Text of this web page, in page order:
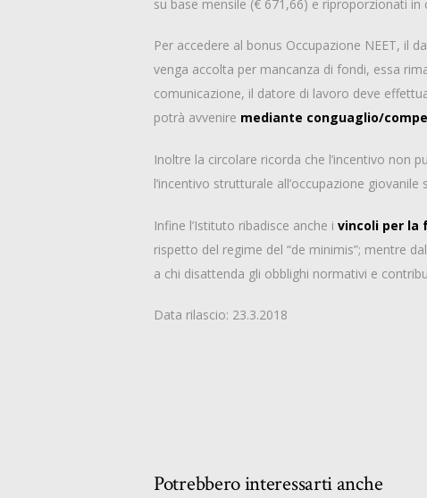
su base mensile (€ 671,66) e riproporzionati
Per accedere al bonus Occupazione NEET, il
venga accolta per mancanza di fondi, essa
comunicazione, il datore di lavoro deve
potrà avvenire mediante conguaglio/
Inoltre la circolare ricorda che l’incentivo non
l’incentivo strutturale all’occupazione
Infine l’Istituto ribadisce anche i vincoli per la
rispetto del regime del “de minimis”; mentre
a chi disattenda gli obblighi normativi e
Data rilascio: 23.3.2018
Potrebbero interessarti anche